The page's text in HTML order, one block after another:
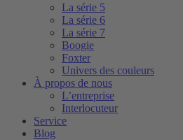
La série 5
La série 6
La série 7
Boogie
Foxter
Univers des couleurs
À propos de nous
L’entreprise
Interlocuteur
Service
Blog